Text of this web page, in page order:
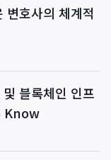
변호사의 체계적
블록체인 인프
Know